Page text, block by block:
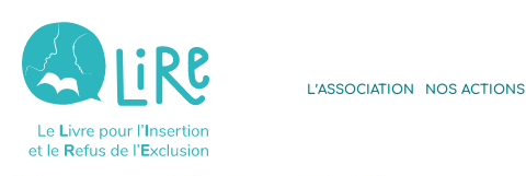
L’ASSOCIATION NOS ACTIONS